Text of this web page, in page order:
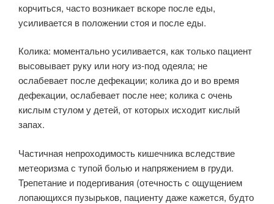
корчиться, часто возникает вскоре после еды,
усиливается в положении стоя и после еды.
Колика: моментально усиливается, как только пациент
высовывает руку или ногу из-под одеяла; не
ослабевает после дефекации; колика до и во время
дефекации, ослабевает после нее; колика с очень
кислым стулом у детей, от которых исходит кислый
запах.
Частичная непроходимость кишечника вследствие
метеоризма с тупой болью и напряжением в груди.
Трепетание и подергивания (отечность с ощущением
лопающихся пузырьков, пациенту даже кажется, будто